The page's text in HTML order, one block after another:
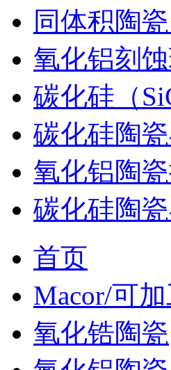
同体积陶
氧化铝刻
碳化硅（
碳化硅陶
氧化铝陶
碳化硅陶
首页
Macor/可
氧化锆陶瓷